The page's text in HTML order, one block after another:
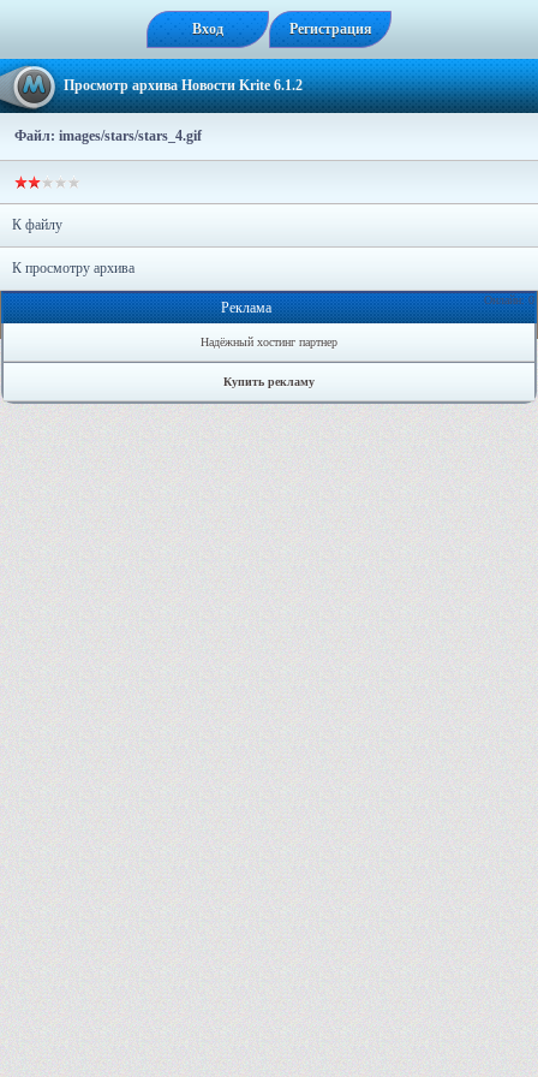
Вход Регистрация
Просмотр архива Новости Krite 6.1.2
Файл: images/stars/stars_4.gif
К файлу
К просмотру архива
Онлайн: 0
Реклама
Надёжный хостинг партнер
Купить рекламу